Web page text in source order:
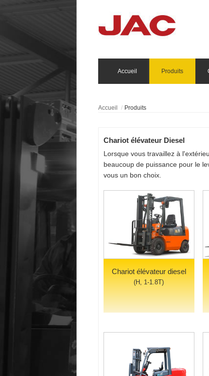
Accueil Produits
Accueil Produits
Chariot élévateur Diesel
Lorsque vous travaillez à
beaucoup de puissance pour le
vous un bon choix.
Chariot élévateur diesel
(H, 1-1.8T)